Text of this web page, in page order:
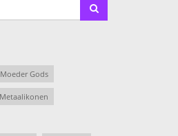
Moeder Gods
Metaalikonen